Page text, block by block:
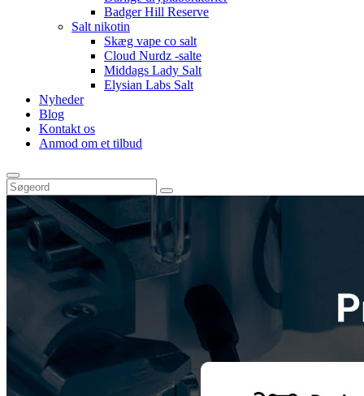
Badger Hill Reserve
Salt nikotin
Skæg vape co salt
Cloud Nurdz -salte
Middags Lady Salt
Elysian Labs Salt
Nyheder
Blog
Kontakt os
Anmod om et tilbud